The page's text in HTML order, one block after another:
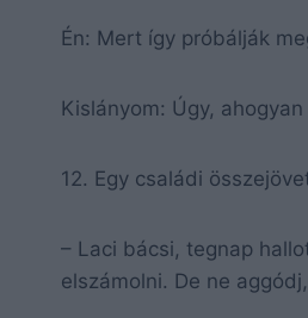
Én: Mert így próbálják
Kislányom: Úgy,
12. Egy családi
– Laci bácsi, tegnap
elszámolni. De ne